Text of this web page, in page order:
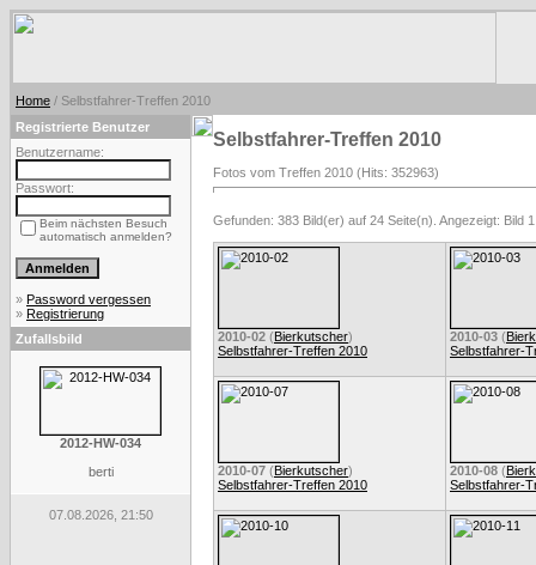
Home / Selbstfahrer-Treffen 2010
Registrierte Benutzer
Benutzername:
Passwort:
Beim nächsten Besuch
automatisch anmelden?
» Password vergessen
» Registrierung
Zufallsbild
2012-HW-034
berti
07.08.2026, 21:50
Selbstfahrer-Treffen 2010
Fotos vom Treffen 2010 (Hits: 352963)
Gefunden: 383 Bild(er) auf 24 Seite(n). Angezeigt: Bild
2010-02 (Bierkutscher)
Selbstfahrer-Treffen 2010
2010-03 (
Selbstfahrer-
2010-07 (Bierkutscher)
Selbstfahrer-Treffen 2010
2010-08 (
Selbstfahrer-